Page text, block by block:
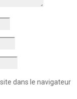
dans le navigateur